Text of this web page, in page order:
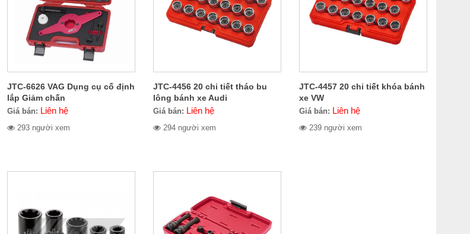
JTC-6626 VAG Dụng cụ cố định
lắp Giảm chấn
Giá bán: Liên hệ
293 người xem
JTC-4456 20 chi tiết tháo bu
lông bánh xe Audi
Giá bán: Liên hệ
294 người xem
JTC-4457 20 chi tiết khóa bánh
xe VW
Giá bán: Liên hệ
239 người xem